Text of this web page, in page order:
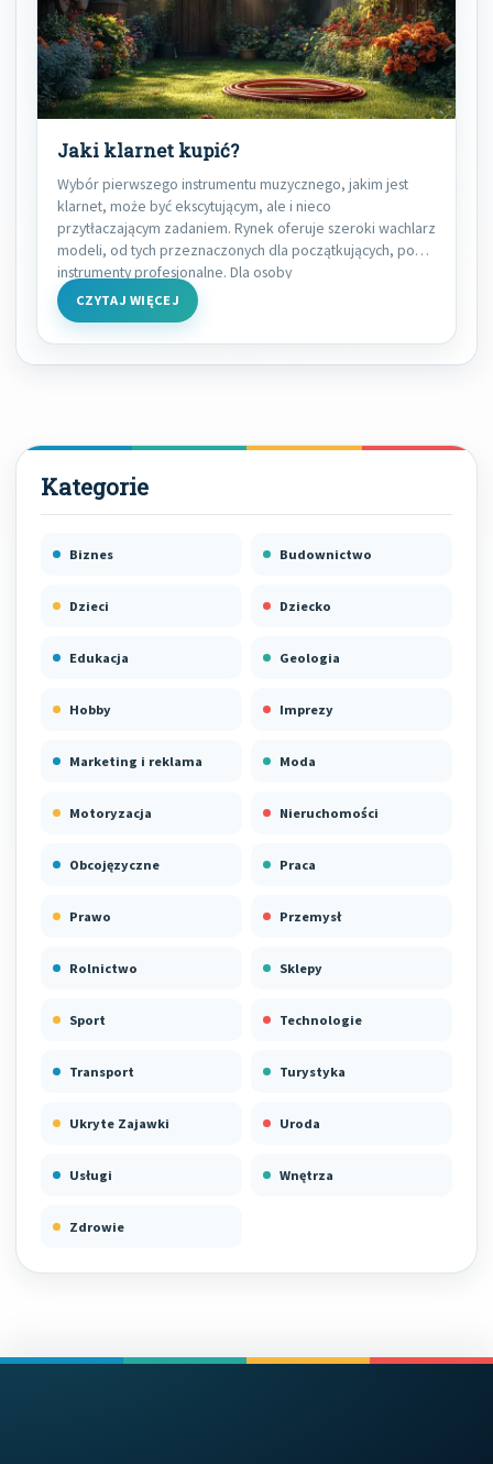
Jaki klarnet kupić?
Wybór pierwszego instrumentu muzycznego, jakim jest
klarnet, może być ekscytującym, ale i nieco
przytłaczającym zadaniem. Rynek oferuje szeroki wachlarz
modeli, od tych przeznaczonych dla początkujących, po
instrumenty profesjonalne. Dla osoby
CZYTAJ WIĘCEJ
Biznes Budownictwo
Dzieci Dziecko
Edukacja Geologia
Hobby Imprezy
Marketing i reklama Moda
Motoryzacja Nieruchomości
Obcojęzyczne Praca
Prawo Przemysł
Rolnictwo Sklepy
Sport Technologie
Transport Turystyka
Ukryte Zajawki Uroda
Usługi Wnętrza
Zdrowie